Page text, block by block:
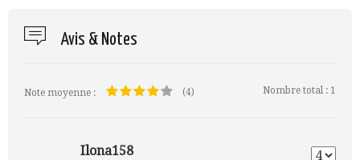
Avis & Notes
Note moyenne : (4) Nombre total : 1
Ilona158